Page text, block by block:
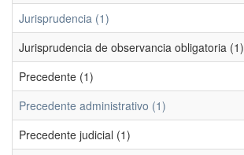
Jurisprudencia (1)
Jurisprudencia de observancia obligatoria (1)
Precedente (1)
Precedente administrativo (1)
Precedente judicial (1)